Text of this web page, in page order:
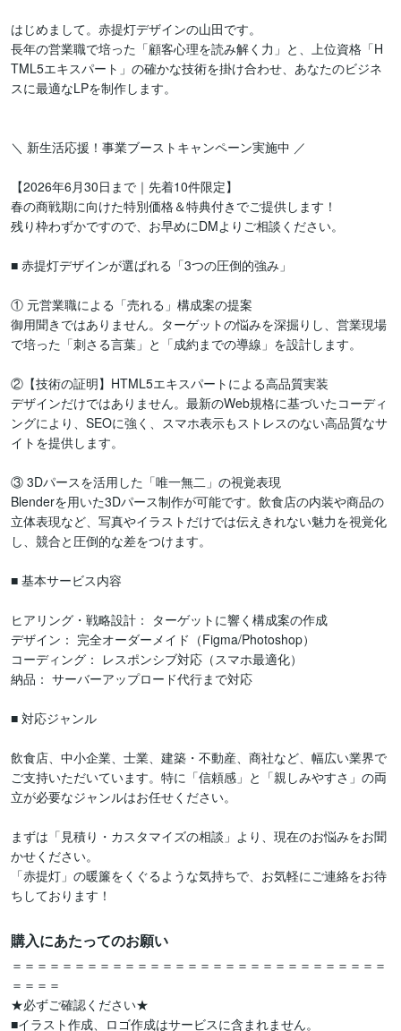
はじめまして。赤提灯デザインの山田です。
長年の営業職で培った「顧客心理を読み解く力」と、上位資格「H
TML5エキスパート」の確かな技術を掛け合わせ、あなたのビジネ
スに最適なLPを制作します。
＼ 新生活応援！事業ブーストキャンペーン実施中 ／
【2026年6月30日まで｜先着10件限定】
春の商戦期に向けた特別価格＆特典付きでご提供します！
残り枠わずかですので、お早めにDMよりご相談ください。
■ 赤提灯デザインが選ばれる「3つの圧倒的強み」
① 元営業職による「売れる」構成案の提案
御用聞きではありません。ターゲットの悩みを深掘りし、営業現場
で培った「刺さる言葉」と「成約までの導線」を設計します。
②【技術の証明】HTML5エキスパートによる高品質実装
デザインだけではありません。最新のWeb規格に基づいたコーディ
ングにより、SEOに強く、スマホ表示もストレスのない高品質なサ
イトを提供します。
③ 3Dパースを活用した「唯一無二」の視覚表現
Blenderを用いた3Dパース制作が可能です。飲食店の内装や商品の
立体表現など、写真やイラストだけでは伝えきれない魅力を視覚化
し、競合と圧倒的な差をつけます。
■ 基本サービス内容
ヒアリング・戦略設計： ターゲットに響く構成案の作成
デザイン： 完全オーダーメイド（Figma/Photoshop）
コーディング： レスポンシブ対応（スマホ最適化）
納品： サーバーアップロード代行まで対応
■ 対応ジャンル
飲食店、中小企業、士業、建築・不動産、商社など、幅広い業界で
ご支持いただいています。特に「信頼感」と「親しみやすさ」の両
立が必要なジャンルはお任せください。
まずは「見積り・カスタマイズの相談」より、現在のお悩みをお聞
かせください。
「赤提灯」の暖簾をくぐるような気持ちで、お気軽にご連絡をお待
ちしております！
購入にあたってのお願い
＝＝＝＝＝＝＝＝＝＝＝＝＝＝＝＝＝＝＝＝＝＝＝＝＝＝＝＝＝＝
＝＝＝＝
★必ずご確認ください★
■イラスト作成、ロゴ作成はサービスに含まれません。